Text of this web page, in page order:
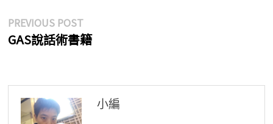
文
章
覽
PREVIOUS POSTPrevious
post:
GAS說話術書籍
小編